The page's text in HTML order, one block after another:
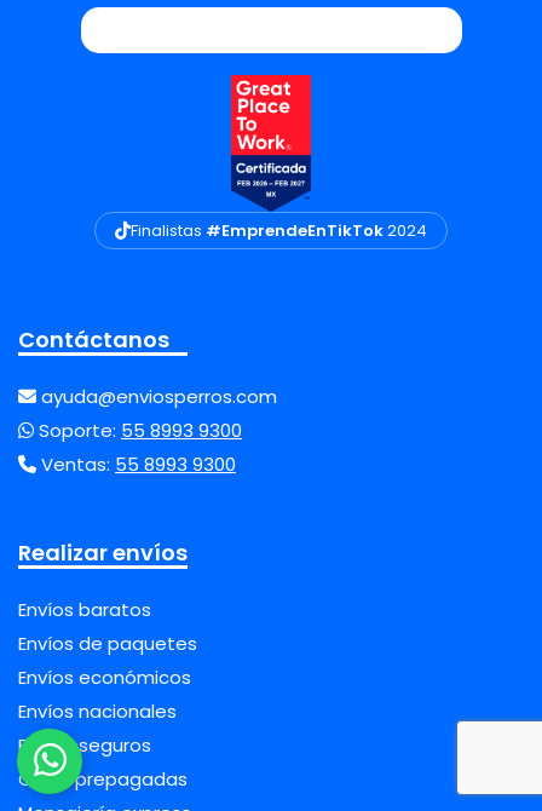
Finalistas #EmprendeEnTikTok2024
Contáctanos
ayuda@enviosperros.com
Soporte: 55 8993 9300
Ventas: 55 8993 9300
Realizar envíos
Envíos baratos
Envíos de paquetes
Envíos económicos
Envíos nacionales
Envíos seguros
Guías prepagadas